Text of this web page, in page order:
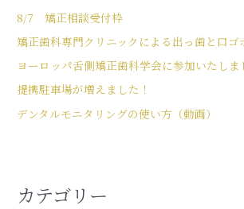
8/7 矯正相談受付枠
矯正歯科専門クリニックによる出っ歯と口ゴ
ヨーロッパ舌側矯正歯科学会に参加いたしま
提携駐車場が増えました！
デンタルモニタリングの使い方（動画）
カテゴリー